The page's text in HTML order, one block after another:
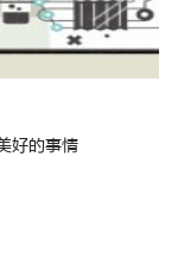
好的事情